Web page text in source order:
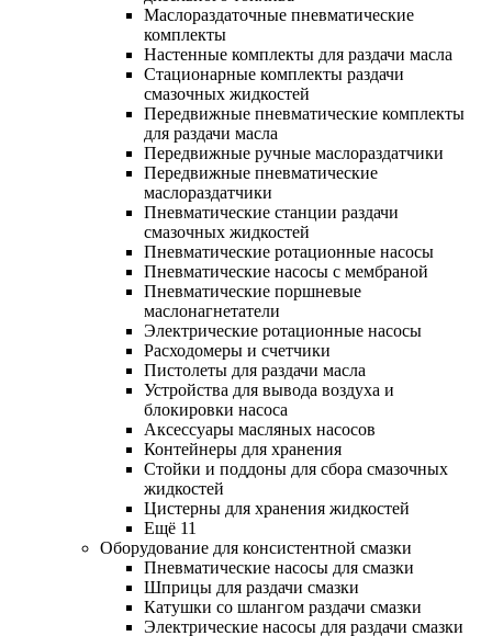
Маслораздаточные пневматические
комплекты
Настенные комплекты для раздачи масла
Стационарные комплекты раздачи
смазочных жидкостей
Передвижные пневматические комплекты
для раздачи масла
Передвижные ручные маслораздатчики
Передвижные пневматические
маслораздатчики
Пневматические станции раздачи
смазочных жидкостей
Пневматические ротационные насосы
Пневматические насосы с мембраной
Пневматические поршневые
маслонагнетатели
Электрические ротационные насосы
Расходомеры и счетчики
Пистолеты для раздачи масла
Устройства для вывода воздуха и
блокировки насоса
Аксессуары масляных насосов
Контейнеры для хранения
Стойки и поддоны для сбора смазочных
жидкостей
Цистерны для хранения жидкостей
Ещё 11
Оборудование для консистентной смазки
Пневматические насосы для смазки
Шприцы для раздачи смазки
Катушки со шлангом раздачи смазки
Электрические насосы для раздачи смазки